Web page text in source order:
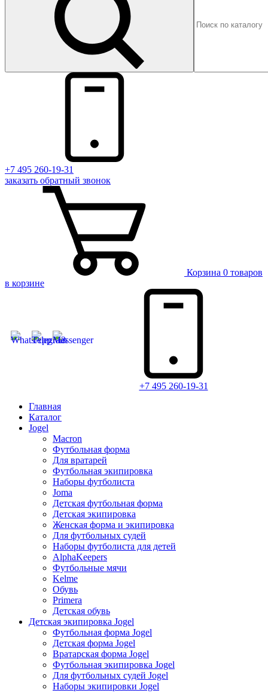
+7 495 260-19-31
заказать обратный звонок
Корзина 0 товаров
в корзине
+7 495 260-19-31
Главная
Каталог
Jogel
Macron
Футбольная форма
Для вратарей
Футбольная экипировка
Наборы футболиста
Joma
Детская футбольная форма
Детская экипировка
Женская форма и экипировка
Для футбольных судей
Наборы футболиста для детей
AlphaKeepers
Футбольные мячи
Kelme
Обувь
Primera
Детская обувь
Детская экипировка Jogel
Футбольная форма Jogel
Детская форма Jogel
Вратарская форма Jogel
Футбольная экипировка Jogel
Для футбольных судей Jogel
Наборы экипировки Jogel